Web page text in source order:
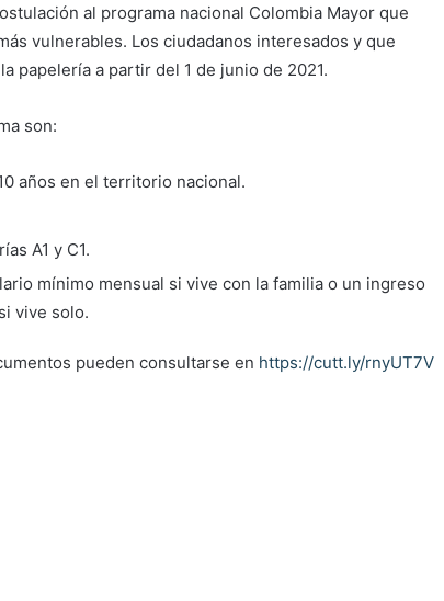
al programa nacional Colombia Mayor que
vulnerables. Los ciudadanos interesados y que
papelería a partir del 1 de junio de 2021.
son:
años en el territorio nacional.
A1 y C1.
mínimo mensual si vive con la familia o un ingreso
vive solo.
pueden consultarse en https://cutt.ly/rnyUT7V